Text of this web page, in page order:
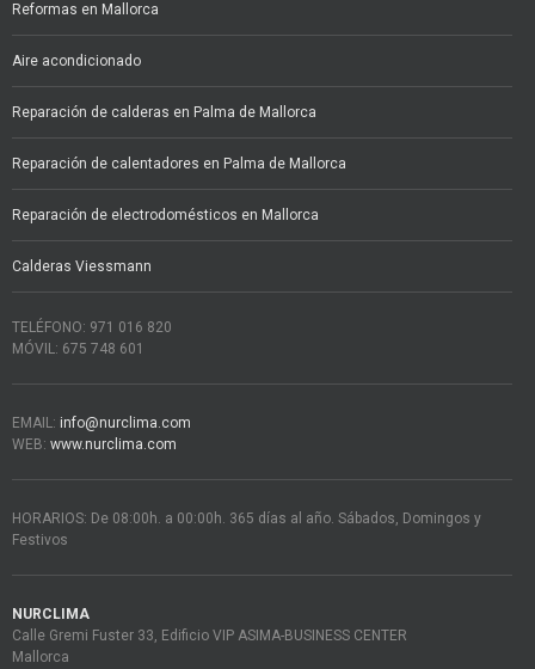
Reformas en Mallorca
Aire acondicionado
Reparación de calderas en Palma de Mallorca
Reparación de calentadores en Palma de Mallorca
Reparación de electrodomésticos en Mallorca
Calderas Viessmann
TELÉFONO: 971 016 820
MÓVIL: 675 748 601
EMAIL: info@nurclima.com
WEB: www.nurclima.com
HORARIOS: De 08:00h. a 00:00h. 365 días al año. Sábados, Domingos y
Festivos
NURCLIMA
Calle Gremi Fuster 33, Edificio VIP ASIMA-BUSINESS CENTER
Mallorca